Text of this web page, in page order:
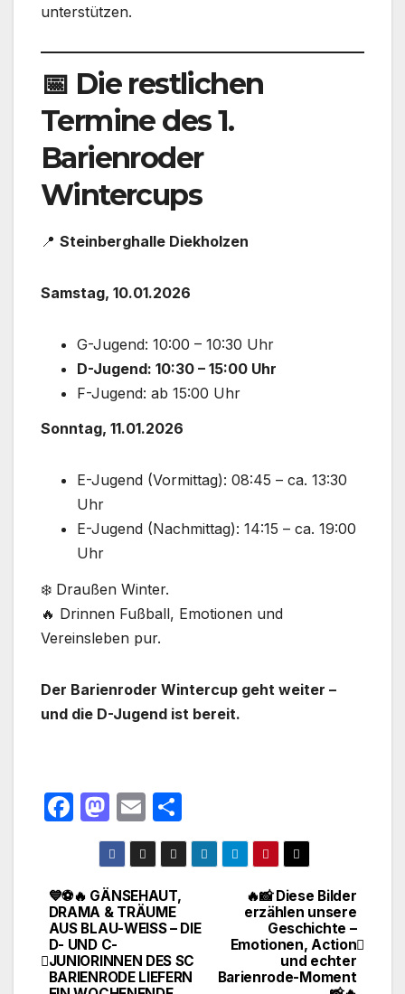
unterstützen.
📅 Die restlichen
Termine des 1.
Barienroder
Wintercups
📍 Steinberghalle Diekholzen
Samstag, 10.01.2026
G-Jugend: 10:00 – 10:30 Uhr
D-Jugend: 10:30 – 15:00 Uhr
F-Jugend: ab 15:00 Uhr
Sonntag, 11.01.2026
E-Jugend (Vormittag): 08:45 – ca. 13:30
Uhr
E-Jugend (Nachmittag): 14:15 – ca. 19:00
Uhr
❄️ Draußen Winter.
🔥 Drinnen Fußball, Emotionen und
Vereinsleben pur.
Der Barienroder Wintercup geht weiter –
und die D-Jugend ist bereit.
F
e
b
o
o
M
a
st
o
d
o
n
E
m
ail
ei
le
Beitragsnavigation🔥📸 Diese Bilder
erzählen unsere
Geschichte –
Emotionen, Action
und echter
Barienrode-Moment
💙⚽🔥 GÄNSEHAUT,
DRAMA & TRÄUME
AUS BLAU-WEISS – DIE
D- UND C-
JUNIORINNEN DES SC
BARIENRODE LIEFERN